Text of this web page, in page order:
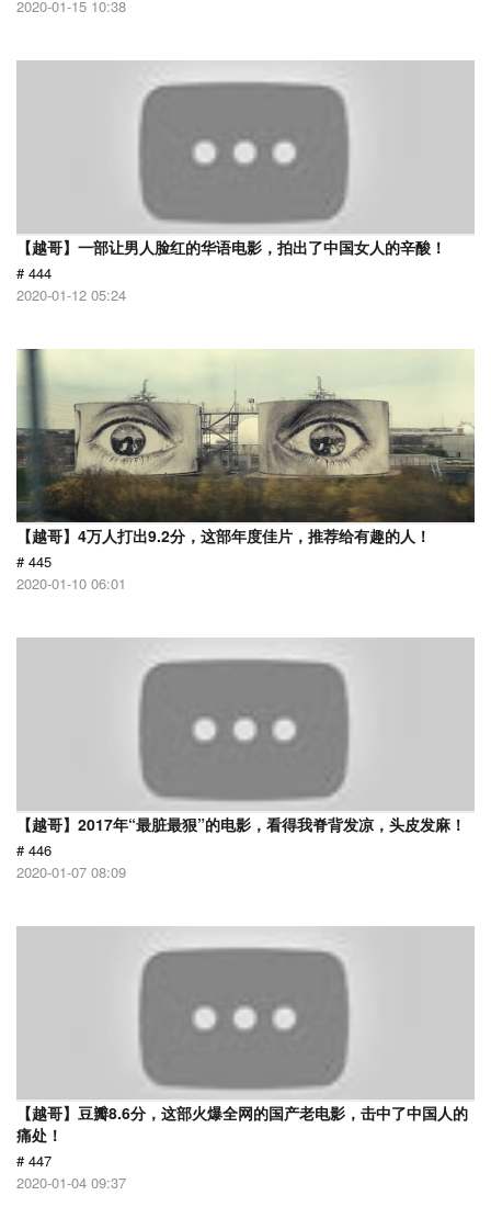
2020-01-15 10:38
【越哥】一部让男人脸红的华语电影，拍出了中国女人的辛酸！
# 444
2020-01-12 05:24
【越哥】4万人打出9.2分，这部年度佳片，推荐给有趣的人！
# 445
2020-01-10 06:01
【越哥】2017年“最脏最狠”的电影，看得我脊背发凉，头皮发麻！
# 446
2020-01-07 08:09
【越哥】豆瓣8.6分，这部火爆全网的国产老电影，击中了中国人的
痛处！
# 447
2020-01-04 09:37